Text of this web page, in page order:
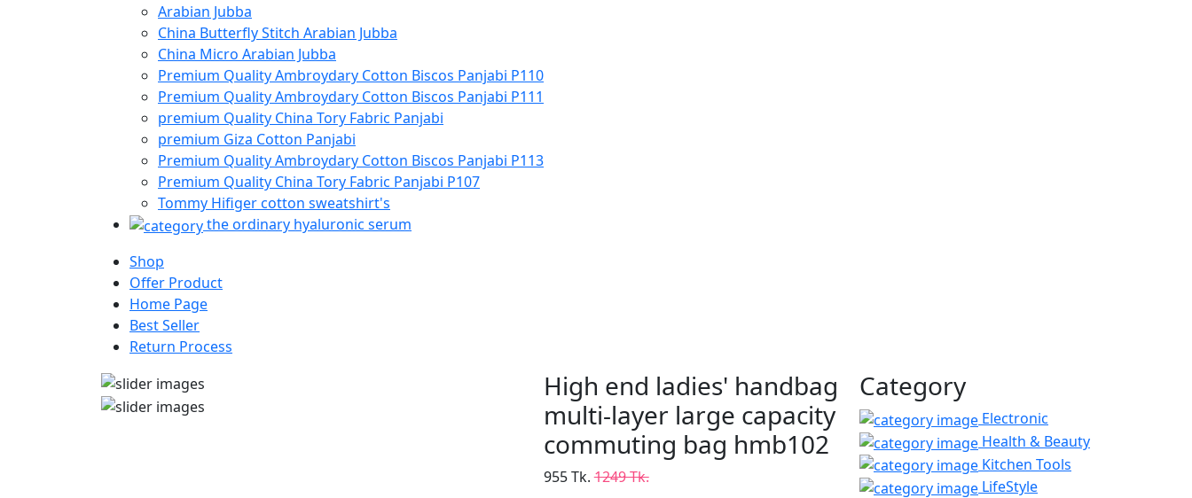
Arabian Jubba
China Butterfly Stitch Arabian Jubba
China Micro Arabian Jubba
Premium Quality Ambroydary Cotton Biscos Panjabi P110
Premium Quality Ambroydary Cotton Biscos Panjabi P111
premium Quality China Tory Fabric Panjabi
premium Giza Cotton Panjabi
Premium Quality Ambroydary Cotton Biscos Panjabi P113
Premium Quality China Tory Fabric Panjabi P107
Tommy Hifiger cotton sweatshirt's
the ordinary hyaluronic serum
Shop
Offer Product
Home Page
Best Seller
Return Process
High end ladies' handbag
multi-layer large capacity
commuting bag hmb102
955 Tk. 1249 Tk.
Category
Electronic
Health & Beauty
Kitchen Tools
LifeStyle